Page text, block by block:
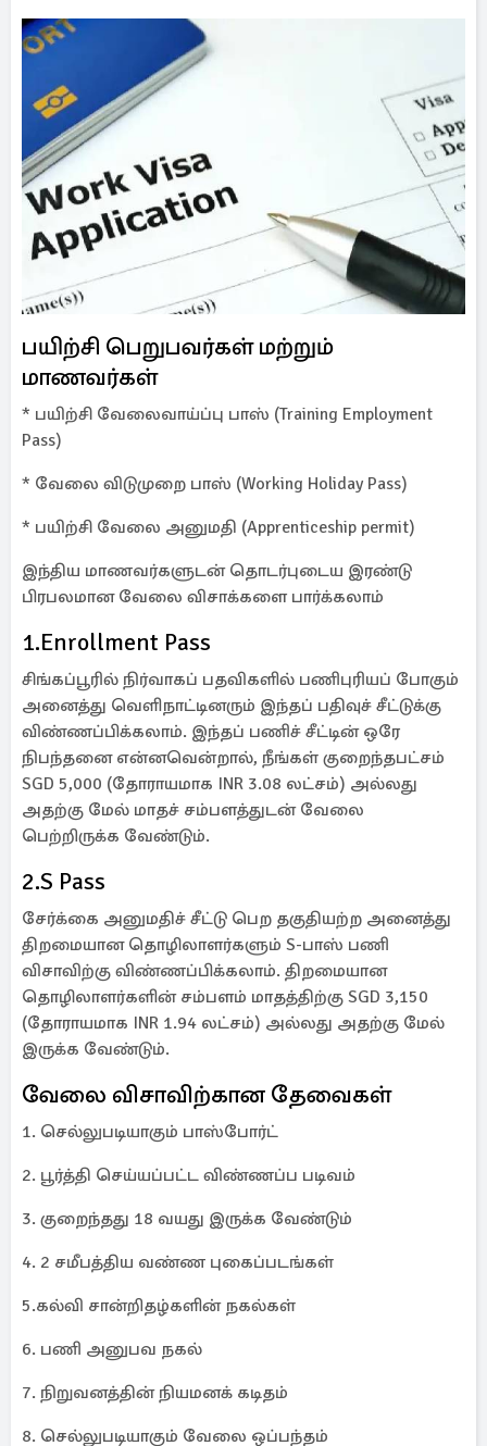
பயிற்சி பெறுபவர்கள் மற்றும்
மாணவர்கள்
* பயிற்சி வேலைவாய்ப்பு பாஸ் (Training Employment
Pass)
* வேலை விடுமுறை பாஸ் (Working Holiday Pass)
* பயிற்சி வேலை அனுமதி (Apprenticeship permit)
இந்திய மாணவர்களுடன் தொடர்புடைய இரண்டு
பிரபலமான வேலை விசாக்களை பார்க்கலாம்
1.Enrollment Pass
சிங்கப்பூரில் நிர்வாகப் பதவிகளில் பணிபுரியப் போகும்
அனைத்து வெளிநாட்டினரும் இந்தப் பதிவுச் சீட்டுக்கு
விண்ணப்பிக்கலாம். இந்தப் பணிச் சீட்டின் ஒரே
நிபந்தனை என்னவென்றால், நீங்கள் குறைந்தபட்சம்
SGD 5,000 (தோராயமாக INR 3.08 லட்சம்) அல்லது
அதற்கு மேல் மாதச் சம்பளத்துடன் வேலை
பெற்றிருக்க வேண்டும்.
2.S Pass
சேர்க்கை அனுமதிச் சீட்டு பெற தகுதியற்ற அனைத்து
திறமையான தொழிலாளர்களும் S-பாஸ் பணி
விசாவிற்கு விண்ணப்பிக்கலாம். திறமையான
தொழிலாளர்களின் சம்பளம் மாதத்திற்கு SGD 3,150
(தோராயமாக INR 1.94 லட்சம்) அல்லது அதற்கு மேல்
இருக்க வேண்டும்.
வேலை விசாவிற்கான தேவைகள்
1. செல்லுபடியாகும் பாஸ்போர்ட்
2. பூர்த்தி செய்யப்பட்ட விண்ணப்ப படிவம்
3. குறைந்தது 18 வயது இருக்க வேண்டும்
4. 2 சமீபத்திய வண்ண புகைப்படங்கள்
5.கல்வி சான்றிதழ்களின் நகல்கள்
6. பணி அனுபவ நகல்
7. நிறுவனத்தின் நியமனக் கடிதம்
8. செல்லுபடியாகும் வேலை ஒப்பந்தம்